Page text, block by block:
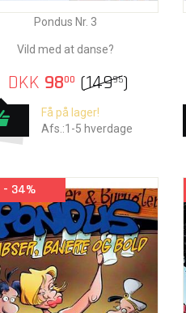
Pondus Nr. 3
Vild med at danse?
DKK 9800 (14995)
Få på lager!
Afs.:1-5 hverdage
- 34%